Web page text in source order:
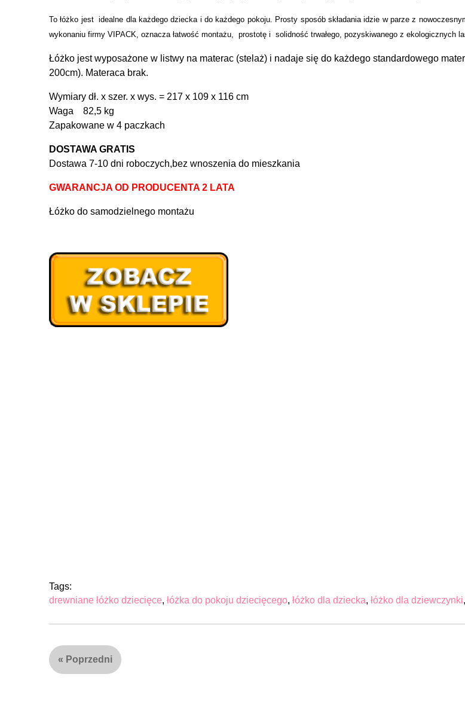
To łóżko jest idealne dla każdego dziecka i do każdego pokoju. Prosty sposób składania idzie w parze z
wykonaniu firmy VIPACK, oznacza łatwość montażu, prostotę i solidność trwałego, pozyskiwanego z ekologicznych
Łóżko jest wyposażone w listwy na materac (stelaż) i nadaje się do każdego standardowego
200cm). Materaca brak.
Wymiary dł. x szer. x wys. = 217 x 109 x 116 cm
Waga 82,5 kg
Zapakowane w 4 paczkach
DOSTAWA GRATIS
Dostawa 7-10 dni roboczych,bez wnoszenia do mieszkania
GWARANCJA OD PRODUCENTA 2 LATA
Łóżko do samodzielnego montażu
Tags:
drewniane łóżko dziecięce, łóżka do pokoju dziecięcego, łóżko dla dziecka, łóżko dla dziewczynki,
« Poprzedni